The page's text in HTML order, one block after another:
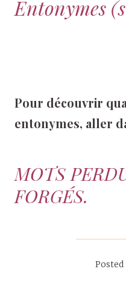
Entonymes
Pour découvrir
entonymes, aller
MOTS
FORGÉS.
Posted